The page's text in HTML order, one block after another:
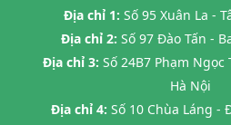
Địa chỉ 1: Số 95 Xuân La -
Địa chỉ 2: Số 97 Đào Tấn -
Địa chỉ 3: Số 24B7 Phạm
Hà Nội
Địa chỉ 4: Số 10 Chùa Láng -